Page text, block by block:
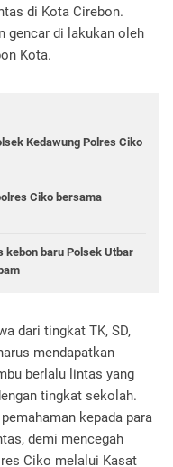
di Kota Cirebon.
gencar di lakukan oleh
Kota.
Kedawung Polres Ciko
Ciko bersama
kebon baru Polsek Utbar
dari tingkat TK, SD,
mendapatkan
berlalu lintas yang
tingkat sekolah.
kepada para
demi mencegah
Ciko melalui Kasat